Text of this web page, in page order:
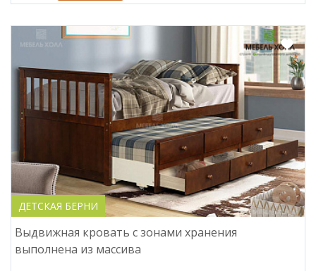
ДЕТСКАЯ БЕРНИ
Выдвижная кровать с зонами хранения
выполнена из массива